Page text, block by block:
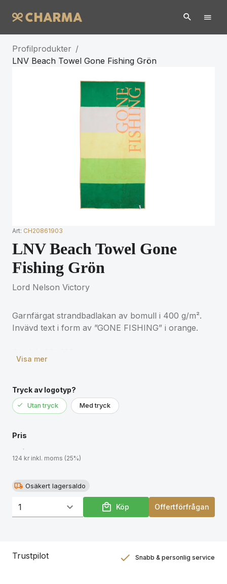
Profilprodukter /
LNV Beach Towel Gone Fishing Grön
Art: CH20861903
LNV Beach Towel Gone
Fishing Grön
Lord Nelson Victory
Garnfärgat strandbadlakan av bomull i 400 g/m².
Invävd text i form av ”GONE FISHING” i orange.
Visa mer
Tryck av logotyp?
Utan tryck Med tryck
Pris
124 kr inkl. moms (25%)
Osäkert lagersaldo
Köp Offertförfrågan
Trustpilot Snabb & personlig service